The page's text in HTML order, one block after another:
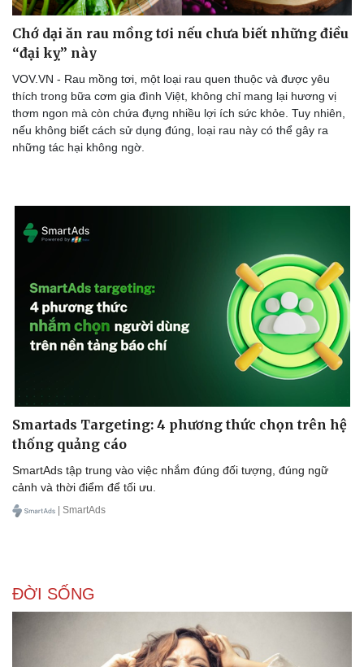
Doanh nghiệp
Thông tin doanh nghiệp
Doanh nghiệp 24h
Doanh nhân
Vì cộng đồng
Công nghệ
Sành điệu
Tin Công nghệ
Trải nghiệm
Chớ dại ăn rau mồng tơi nếu chưa biết những điều
“đại kỵ” này
VOV.VN - Rau mồng tơi, một loại rau quen thuộc và được yêu
thích trong bữa cơm gia đình Việt, không chỉ mang lại hương vị
thơm ngon mà còn chứa đựng nhiều lợi ích sức khỏe. Tuy nhiên,
nếu không biết cách sử dụng đúng, loại rau này có thể gây ra
những tác hại không ngờ.
Smartads Targeting: 4 phương thức chọn trên hệ
thống quảng cáo
SmartAds tập trung vào việc nhắm đúng đối tượng, đúng ngữ
cảnh và thời điểm để tối ưu.
| SmartAds
ĐỜI SỐNG